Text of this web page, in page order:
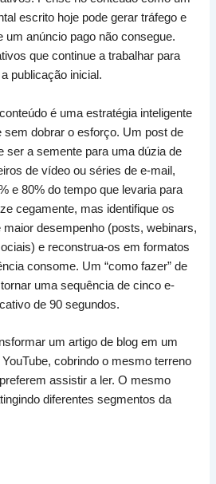
escrito hoje pode gerar tráfego e
um anúncio pago não consegue.
que continue a trabalhar para
publicação inicial.
é uma estratégia inteligente
sem dobrar o esforço. Um post de
ser a semente para uma dúzia de
de vídeo ou séries de e-mail,
e 80% do tempo que levaria para
cegamente, mas identifique os
desempenho (posts, webinars,
e reconstrua-os em formatos
consome. Um “como fazer” de
uma sequência de cinco e-
de 90 segundos.
um artigo de blog em um
cobrindo o mesmo terreno
assistir a ler. O mesmo
diferentes segmentos da